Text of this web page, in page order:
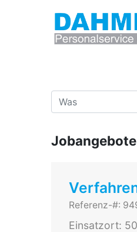
Referenz-#:
Einsatzort: